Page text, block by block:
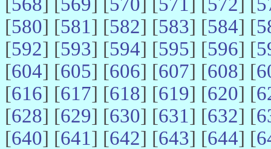
[580] [581] [582] [583] [584] [
[592] [593] [594] [595] [596] [
[604] [605] [606] [607] [608] [
[616] [617] [618] [619] [620] [
[628] [629] [630] [631] [632] [
[640] [641] [642] [643] [644] [